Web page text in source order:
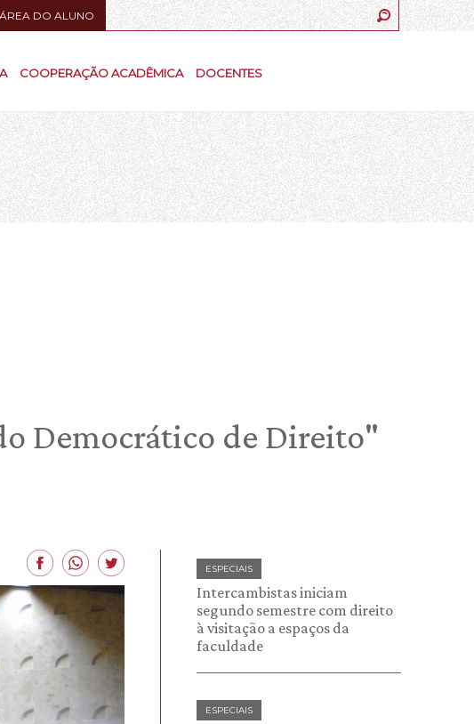
ÁREA DO ALUNO
COOPERAÇÃO ACADÊMICA DOCENTES
Democrático de Direito"
ESPECIAIS
Intercambistas iniciam
segundo semestre com direito
à visitação a espaços da
faculdade
ESPECIAIS